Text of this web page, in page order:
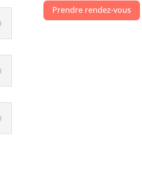
Prendre rendez-vous